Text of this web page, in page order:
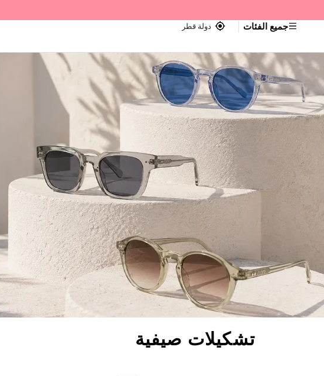
جميع الفئات دولة قطر
تاجر — Home page default h1 desc
تشكيلات صيفية